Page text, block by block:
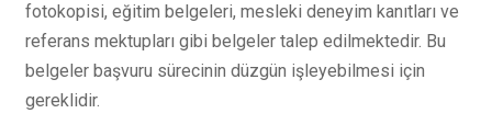
fotokopisi, eğitim belgeleri, mesleki deneyim kanıtları ve
referans mektupları gibi belgeler talep edilmektedir. Bu
belgeler başvuru sürecinin düzgün işleyebilmesi için
gereklidir.